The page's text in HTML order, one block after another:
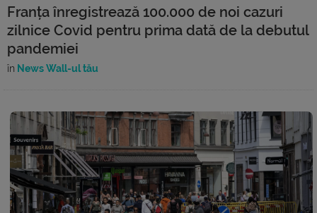
Franța înregistrează 100.000 de noi cazuri
zilnice Covid pentru prima dată de la debutul
pandemiei
în News Wall-ul tău